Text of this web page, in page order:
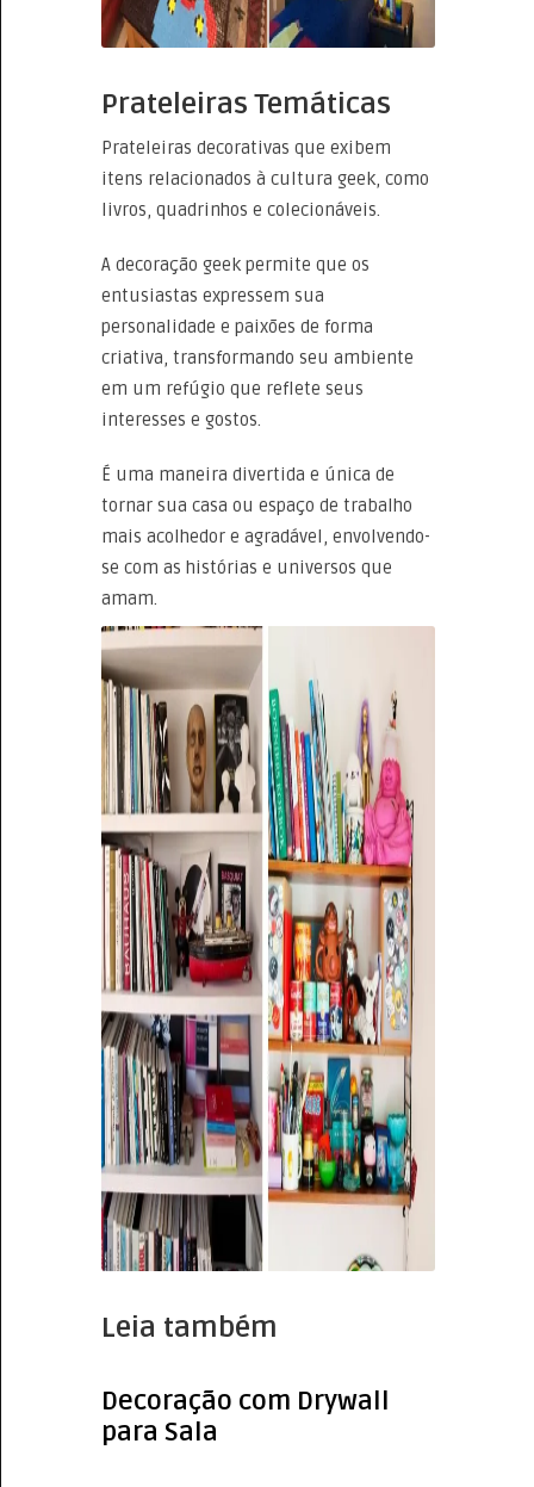
Prateleiras Temáticas
Prateleiras decorativas que exibem
itens relacionados à cultura geek, como
livros, quadrinhos e colecionáveis.
A decoração geek permite que os
entusiastas expressem sua
personalidade e paixões de forma
criativa, transformando seu ambiente
em um refúgio que reflete seus
interesses e gostos.
É uma maneira divertida e única de
tornar sua casa ou espaço de trabalho
mais acolhedor e agradável, envolvendo-
se com as histórias e universos que
amam.
Leia também
Decoração com Drywall
para Sala